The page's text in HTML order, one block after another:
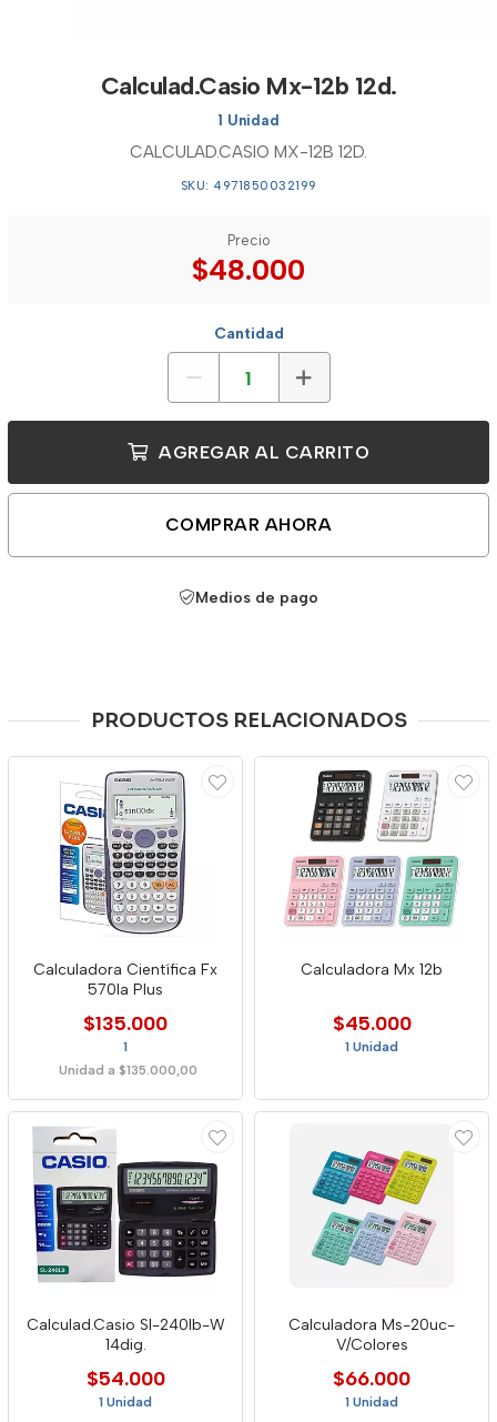
Calculad.Casio Mx-12b 12d.
1 Unidad
CALCULAD.CASIO MX-12B 12D.
SKU: 4971850032199
Precio
$48.000
Cantidad
AGREGAR AL CARRITO
COMPRAR AHORA
Medios de pago
PRODUCTOS RELACIONADOS
Calculadora Científica Fx
570la Plus
$135.000
1
Unidad a $135.000,00
Calculadora Mx 12b
$45.000
1 Unidad
Calculad.Casio Sl-240lb-W
14dig.
$54.000
1 Unidad
Calculadora Ms-20uc-
V/Colores
$66.000
1 Unidad